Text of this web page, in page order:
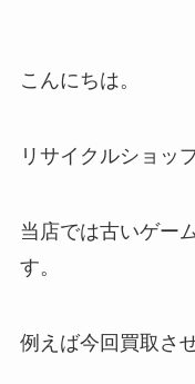
こんにちは。
リサイクルショッ
当店では古いゲー
す。
例えば今回買取さ